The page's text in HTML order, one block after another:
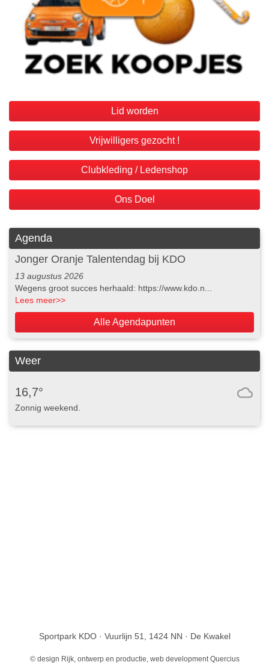
Lid worden
Vrijwilligers gezocht !
Clubkleding / Ledenshop
Ons Doel
Agenda
Jonger Oranje Talentendag bij KDO
13 augustus 2026
Wegens groot succes herhaald: https://www.kdo.n...
Lees meer>>
Alle Agendapunten
Weer
16,7°
Zonnig weekend
Sportpark KDO · Vuurlijn 51, 1424 NN · De Kwakel
© design Rijk, ontwerp en productie , web development Quercius